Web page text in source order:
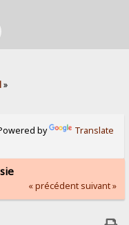
»
by Translate
« précédent suivant »